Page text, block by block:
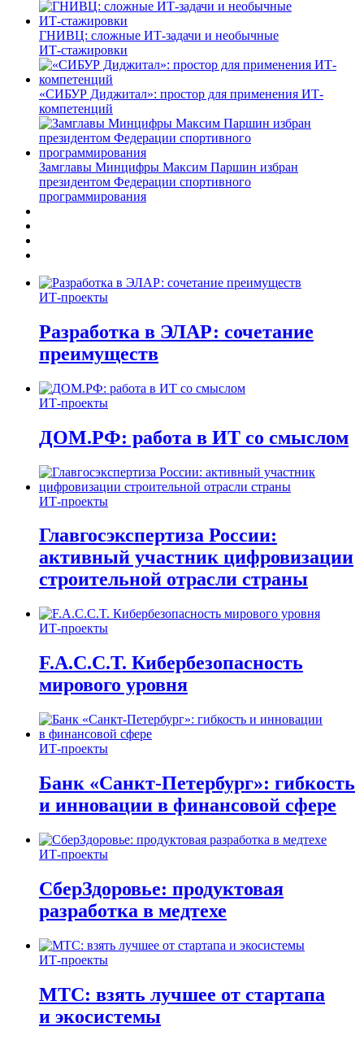
ГНИВЦ: сложные ИТ‑задачи и необычные
ИТ‑стажировки
«СИБУР Диджитал»: простор для применения ИТ-
компетенций
Замглавы Минцифры Максим Паршин избран
президентом Федерации спортивного
программирования
ИТ-проекты
Разработка в ЭЛАР: сочетание
преимуществ
ИТ-проекты
ДОМ.РФ: работа в ИТ со смыслом
ИТ-проекты
Главгосэкспертиза России:
активный участник цифровизации
строительной отрасли страны
ИТ-проекты
F.A.C.C.T. Кибербезопасность
мирового уровня
ИТ-проекты
Банк «Санкт-Петербург»: гибкость
и инновации в финансовой сфере
ИТ-проекты
СберЗдоровье: продуктовая
разработка в медтехе
ИТ-проекты
МТС: взять лучшее от стартапа
и экосистемы